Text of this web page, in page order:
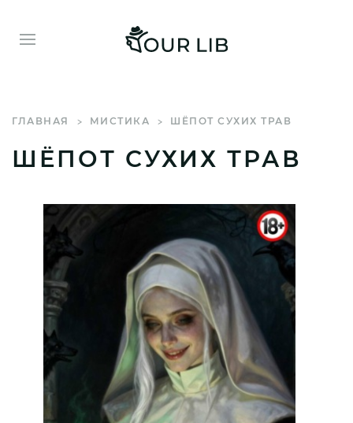
ГЛАВНАЯ МИСТИКА ШЁПОТ СУХИХ ТРАВ
ШЁПОТ СУХИХ ТРАВ